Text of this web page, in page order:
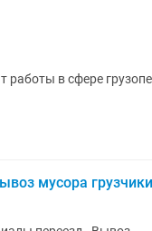
работы в сфере
мусора